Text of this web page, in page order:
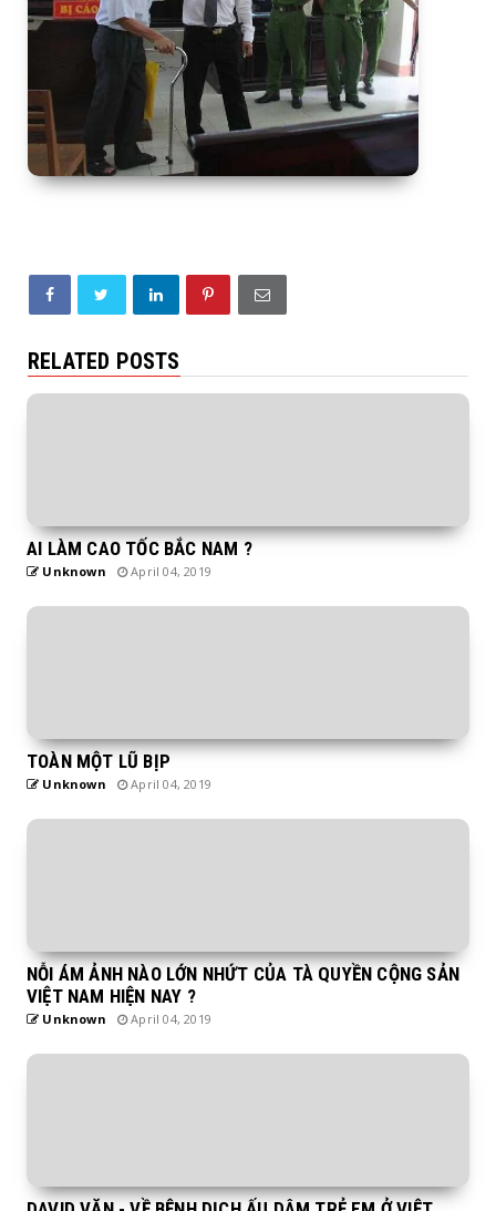
RELATED POSTS
AI LÀM CAO TỐC BẮC NAM ?
Unknown April 04, 2019
TOÀN MỘT LŨ BỊP
Unknown April 04, 2019
NỖI ÁM ẢNH NÀO LỚN NHỨT CỦA TÀ QUYỀN CỘNG SẢN
VIỆT NAM HIỆN NAY ?
Unknown April 04, 2019